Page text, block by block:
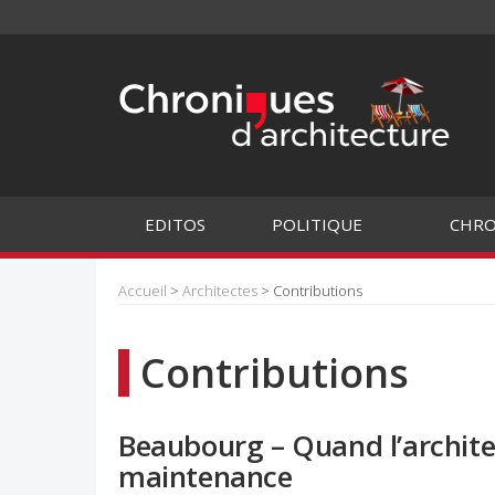
EDITOS POLITIQUE
Accueil > Architectes > Contributions
Contributions
Beaubourg – Quand
maintenance